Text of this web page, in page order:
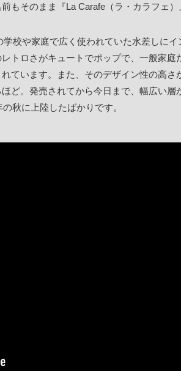
もそのまま『La Carafe（ラ・カラフェ）
校や家庭で広く使われていた水差しに
トロさがキュートでポップで、一般家庭
ています。また、そのデザイン性の高さ
ど。発売されてから今日まで、幅広い層
秋に上陸したばかりです。